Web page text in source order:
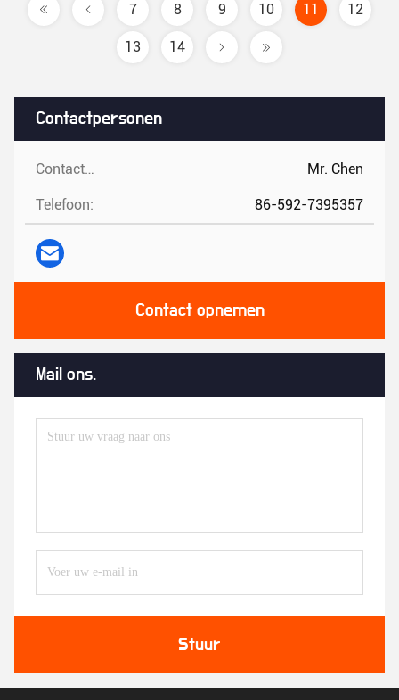
Contactpersonen
Contactpersonen: Mr. Chen
Telefoon: 86-592-7395357
Contact opnemen
Mail ons.
Stuur
7 8 9 10 11 12
13 14